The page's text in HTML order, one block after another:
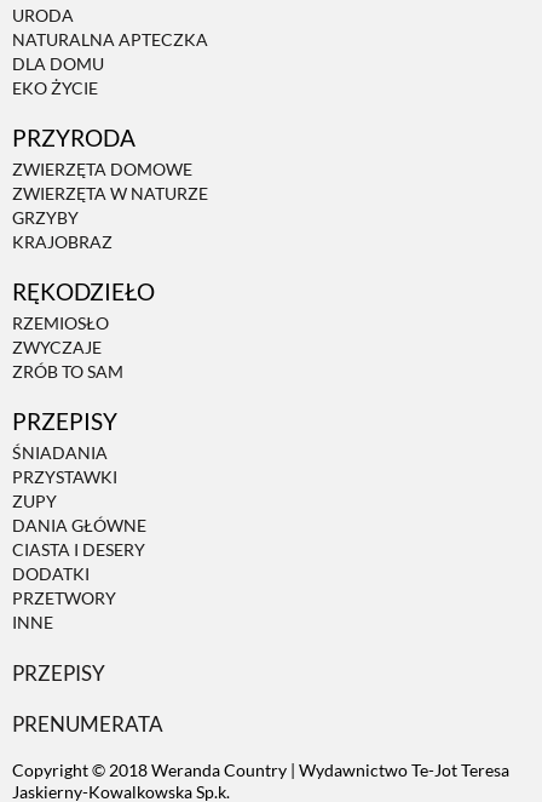
URODA
NATURALNA APTECZKA
DLA DOMU
EKO ŻYCIE
PRZYRODA
ZWIERZĘTA DOMOWE
ZWIERZĘTA W NATURZE
GRZYBY
KRAJOBRAZ
RĘKODZIEŁO
RZEMIOSŁO
ZWYCZAJE
ZRÓB TO SAM
PRZEPISY
ŚNIADANIA
PRZYSTAWKI
ZUPY
DANIA GŁÓWNE
CIASTA I DESERY
DODATKI
PRZETWORY
INNE
PRZEPISY
PRENUMERATA
Copyright © 2018 Weranda Country | Wydawnictwo Te-Jot Teresa
Jaskierny-Kowalkowska Sp.k.
ZRÓB TO SAM